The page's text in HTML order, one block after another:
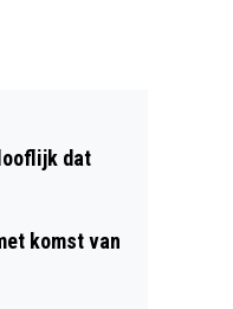
dat
komst van